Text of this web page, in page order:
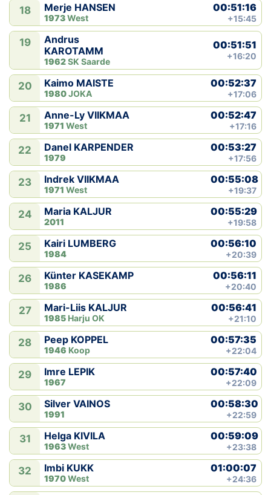
18 Merje HANSEN
1973West
00:51:16
+15:45
19
Andrus
KAROTAMM
1962SK Saarde
00:51:51
+16:20
20 Kaimo MAISTE
1980JOKA
00:52:37
+17:06
21 Anne-Ly VIIKMAA
1971 West
00:52:47
+17:16
22 Danel KARPENDER
1979
00:53:27
+17:56
23 Indrek VIIKMAA
1971 West
00:55:08
+19:37
24 Maria KALJUR
2011
00:55:29
+19:58
25 Kairi LUMBERG
1984
00:56:10
+20:39
26 Künter KASEKAMP
1986
00:56:11
+20:40
27 Mari-Liis KALJUR
1985 Harju OK
00:56:41
+21:10
28 Peep KOPPEL
1946 Koop
00:57:35
+22:04
29 Imre LEPIK
1967
00:57:40
+22:09
30 Silver VAINOS
1991
00:58:30
+22:59
31 Helga KIVILA
1963West
00:59:09
+23:38
32 Imbi KUKK
1970West
01:00:07
+24:36